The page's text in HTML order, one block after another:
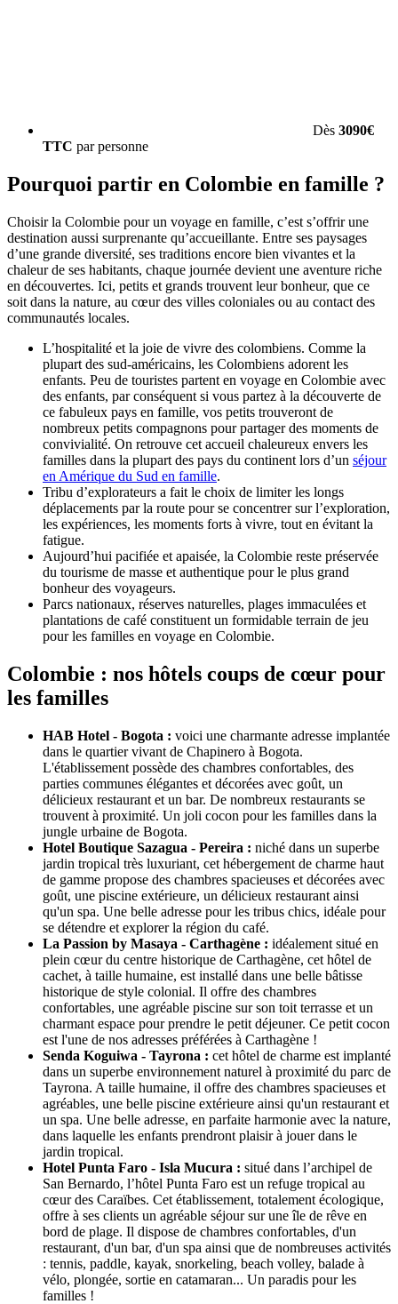
Dès 3090€
TTC par personne
Pourquoi partir en Colombie en famille ?
Choisir la Colombie pour un voyage en famille, c’est s’offrir une
destination aussi surprenante qu’accueillante. Entre ses paysages
d’une grande diversité, ses traditions encore bien vivantes et la
chaleur de ses habitants, chaque journée devient une aventure riche
en découvertes. Ici, petits et grands trouvent leur bonheur, que ce
soit dans la nature, au cœur des villes coloniales ou au contact des
communautés locales.
L’hospitalité et la joie de vivre des colombiens. Comme la
plupart des sud-américains, les Colombiens adorent les
enfants. Peu de touristes partent en voyage en Colombie avec
des enfants, par conséquent si vous partez à la découverte de
ce fabuleux pays en famille, vos petits trouveront de
nombreux petits compagnons pour partager des moments de
convivialité. On retrouve cet accueil chaleureux envers les
familles dans la plupart des pays du continent lors d’un séjour
en Amérique du Sud en famille.
Tribu d’explorateurs a fait le choix de limiter les longs
déplacements par la route pour se concentrer sur l’exploration,
les expériences, les moments forts à vivre, tout en évitant la
fatigue.
Aujourd’hui pacifiée et apaisée, la Colombie reste préservée
du tourisme de masse et authentique pour le plus grand
bonheur des voyageurs.
Parcs nationaux, réserves naturelles, plages immaculées et
plantations de café constituent un formidable terrain de jeu
pour les familles en voyage en Colombie.
Colombie : nos hôtels coups de cœur pour
les familles
HAB Hotel - Bogota : voici une charmante adresse implantée
dans le quartier vivant de Chapinero à Bogota.
L'établissement possède des chambres confortables, des
parties communes élégantes et décorées avec goût, un
délicieux restaurant et un bar. De nombreux restaurants se
trouvent à proximité. Un joli cocon pour les familles dans la
jungle urbaine de Bogota.
Hotel Boutique Sazagua - Pereira : niché dans un superbe
jardin tropical très luxuriant, cet hébergement de charme haut
de gamme propose des chambres spacieuses et décorées avec
goût, une piscine extérieure, un délicieux restaurant ainsi
qu'un spa. Une belle adresse pour les tribus chics, idéale pour
se détendre et explorer la région du café.
La Passion by Masaya - Carthagène : idéalement situé en
plein cœur du centre historique de Carthagène, cet hôtel de
cachet, à taille humaine, est installé dans une belle bâtisse
historique de style colonial. Il offre des chambres
confortables, une agréable piscine sur son toit terrasse et un
charmant espace pour prendre le petit déjeuner. Ce petit cocon
est l'une de nos adresses préférées à Carthagène !
Senda Koguiwa - Tayrona : cet hôtel de charme est implanté
dans un superbe environnement naturel à proximité du parc de
Tayrona. A taille humaine, il offre des chambres spacieuses et
agréables, une belle piscine extérieure ainsi qu'un restaurant et
un spa. Une belle adresse, en parfaite harmonie avec la nature,
dans laquelle les enfants prendront plaisir à jouer dans le
jardin tropical.
Hotel Punta Faro - Isla Mucura : situé dans l’archipel de
San Bernardo, l’hôtel Punta Faro est un refuge tropical au
cœur des Caraïbes. Cet établissement, totalement écologique,
offre à ses clients un agréable séjour sur une île de rêve en
bord de plage. Il dispose de chambres confortables, d'un
restaurant, d'un bar, d'un spa ainsi que de nombreuses activités
: tennis, paddle, kayak, snorkeling, beach volley, balade à
vélo, plongée, sortie en catamaran... Un paradis pour les
familles !